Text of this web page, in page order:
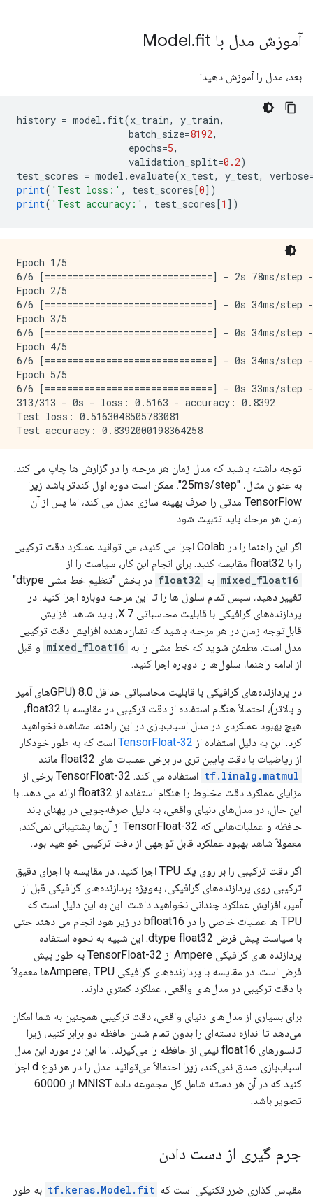
آموزش مدل با Model .fit
بعد، مدل را آموزش دهید:
history = model . fit(x_train, y_train,
batch_size=8192,
epochs=5,
validation_split=0.2)
test_scores = model . evaluate(x_test, y_test, verbose
print( 'Test loss:' , test_scores[0])
print( 'Test accuracy:' , test_scores[1 ])
Epoch 1/5
6/6 [==============================] - 2s
Epoch 2/5
6/6 [==============================] - 0s
Epoch 3/5
6/6 [==============================] - 0s
Epoch 4/5
6/6 [==============================] - 0s
Epoch 5/5
6/6 [==============================] - 0s
313/313 - 0s - loss: 0.5163 - accuracy: 0.8392
Test loss: 0.5163048505783081
توجه داشته باشید که مدل زمان هر مرحله را در گزارش ها چاپ می کند:
به عنوان مثال، "25ms/step". ممکن است دوره اول کندتر باشد زیرا
TensorFlow مدتی را صرف بهینه سازی مدل می کند، اما پس از آن
زمان هر مرحله باید تثبیت شود.
اگر این راهنما را در Colab اجرا می کنید، می توانید عملکرد دقت ترکیبی
را با float32 مقایسه کنید. برای انجام این کار، سیاست را از
mixed_float16 به float32
در بخش "تنظیم خط مشی dtype"
تغییر دهید، سپس تمام سلول ها را تا این مرحله دوباره اجرا کنید. در
پردازنده‌های گرافیکی با قابلیت محاسباتی 7.X، باید شاهد افزایش
قابل‌توجه زمان در هر مرحله باشید که نشان‌دهنده افزایش دقت ترکیبی
مدل است. مطمئن شوید که خط مشی را به mixed_float16 و قبل
از ادامه راهنما، سلول‌ها را دوباره اجرا کنید.
در پردازنده‌های گرافیکی با قابلیت محاسباتی حداقل 8.0 (GPUهای آمپر
و بالاتر)، احتمالاً هنگام استفاده از دقت ترکیبی در مقایسه با float32،
هیچ بهبود عملکردی در مدل اسباب‌بازی در این راهنما مشاهده نخواهید
کرد. این به دلیل استفاده از TensorFloat-32 است که به طور خودکار
از ریاضیات با دقت پایین تری در برخی عملیات های float32 مانند
tf.linalg.matmul
استفاده می کند. TensorFloat-32 برخی از
مزایای عملکرد دقت مخلوط را هنگام استفاده از float32 ارائه می دهد. با
این حال، در مدل‌های دنیای واقعی، به دلیل صرفه‌جویی در پهنای باند
حافظه و عملیات‌هایی که TensorFloat-32 از آن‌ها پشتیبانی نمی‌کند،
معمولاً شاهد بهبود عملکرد قابل توجهی از دقت ترکیبی خواهید بود.
اگر دقت ترکیبی را بر روی یک TPU اجرا کنید، در مقایسه با اجرای دقیق
ترکیبی روی پردازنده‌های گرافیکی، به‌ویژه پردازنده‌های گرافیکی قبل از
آمپر، افزایش عملکرد چندانی نخواهید داشت. این به این دلیل است که
TPU ها عملیات خاصی را در bfloat16 در زیر هود انجام می دهند حتی
با سیاست پیش فرض dtype float32. این شبیه به نحوه استفاده
پردازنده های گرافیکی Ampere از TensorFloat-32 به طور پیش
فرض است. در مقایسه با پردازنده‌های گرافیکی Ampere، TPUها معمولاً
با دقت ترکیبی در مدل‌های واقعی، عملکرد کمتری دارند.
برای بسیاری از مدل‌های دنیای واقعی، دقت ترکیبی همچنین به شما امکان
می‌دهد تا اندازه دسته‌ای را بدون تمام شدن حافظه دو برابر کنید، زیرا
تانسورهای float16 نیمی از حافظه را می‌گیرند. اما این در مورد این مدل
اسباب‌بازی صدق نمی‌کند، زیرا احتمالاً می‌توانید مدل را در هر نوع d اجرا
کنید که در آن هر دسته شامل کل مجموعه داده MNIST از 60000
تصویر باشد.
جرم گیری از دست دادن
مقیاس گذاری ضرر تکنیکی است که tf.keras.Model.fit به طور